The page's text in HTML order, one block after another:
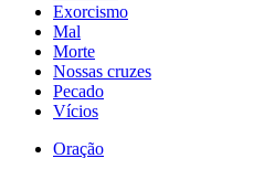
Exorcismo
Mal
Morte
Nossas cruzes
Pecado
Vícios
Oração